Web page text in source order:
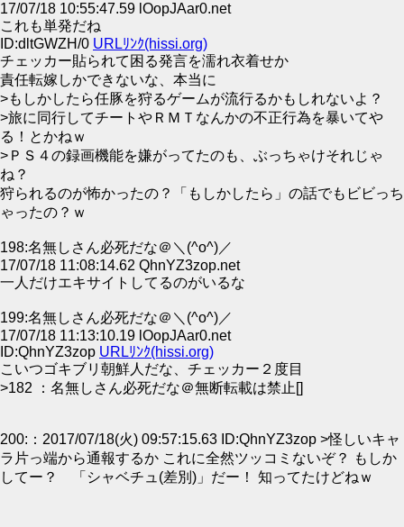
17/07/18 10:55:47.59 lOopJAar0.net
これも単発だね
ID:dltGWZH/0 URLﾘﾝｸ(hissi.org)
チェッカー貼られて困る発言を濡れ衣着せか
責任転嫁しかできないな、本当に
>もしかしたら任豚を狩るゲームが流行るかもしれないよ？
>旅に同行してチートやＲＭＴなんかの不正行為を暴いてや
る！とかねｗ
>ＰＳ４の録画機能を嫌がってたのも、ぶっちゃけそれじゃ
ね？
狩られるのが怖かったの？「もしかしたら」の話でもビビっち
ゃったの？ｗ
198:名無しさん必死だな＠＼(^o^)／
17/07/18 11:08:14.62 QhnYZ3zop.net
一人だけエキサイトしてるのがいるな
199:名無しさん必死だな＠＼(^o^)／
17/07/18 11:13:10.19 lOopJAar0.net
ID:QhnYZ3zop URLﾘﾝｸ(hissi.org)
こいつゴキブリ朝鮮人だな、チェッカー２度目
>182 ：名無しさん必死だな＠無断転載は禁止[]
200:：2017/07/18(火) 09:57:15.63 ID:QhnYZ3zop >怪しいキャ
ラ片っ端から通報するか これに全然ツッコミないぞ？ もしか
してー？ 「シャベチュ(差別)」だー！ 知ってたけどねｗ